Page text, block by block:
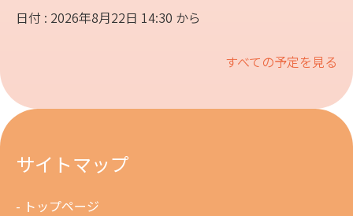
日付 : 2026年8月22日 14:30 から
すべての予定を見る
サイトマップ
トップページ